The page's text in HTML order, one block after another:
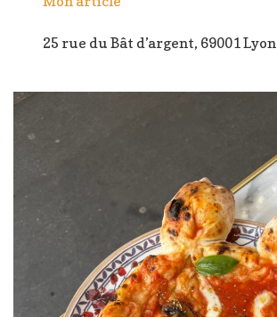
25 rue du Bât d’argent, 69001 Lyon